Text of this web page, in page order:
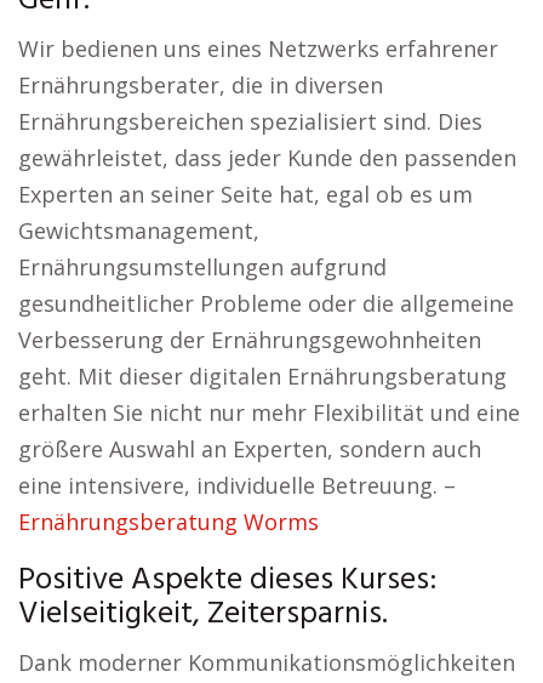
Wir bedienen uns eines Netzwerks erfahrener
Ernährungsberater, die in diversen
Ernährungsbereichen spezialisiert sind. Dies
gewährleistet, dass jeder Kunde den passenden
Experten an seiner Seite hat, egal ob es um
Gewichtsmanagement,
Ernährungsumstellungen aufgrund
gesundheitlicher Probleme oder die allgemeine
Verbesserung der Ernährungsgewohnheiten
geht. Mit dieser digitalen Ernährungsberatung
erhalten Sie nicht nur mehr Flexibilität und eine
größere Auswahl an Experten, sondern auch
eine intensivere, individuelle Betreuung. –
Ernährungsberatung Worms
Positive Aspekte dieses Kurses:
Vielseitigkeit, Zeitersparnis.
Dank moderner Kommunikationsmöglichkeiten